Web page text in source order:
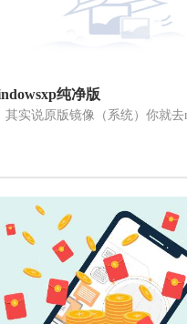
纯净版